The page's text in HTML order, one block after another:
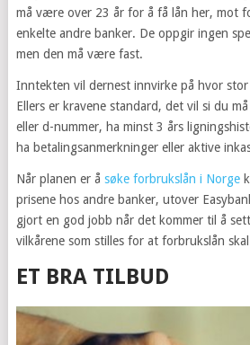
må være over 23 år for å få lån her, mot
enkelte andre banker. De oppgir ingen
men den må være fast.
Inntekten vil dernest innvirke på hvor
Ellers er kravene standard, det vil si du
eller d-nummer, ha minst 3 års
ha betalingsanmerkninger eller aktive
Når planen er å søke forbrukslån i Norge
prisene hos andre banker, utover
gjort en god jobb når det kommer til å
vilkårene som stilles for at forbrukslån
ET BRA TILBUD